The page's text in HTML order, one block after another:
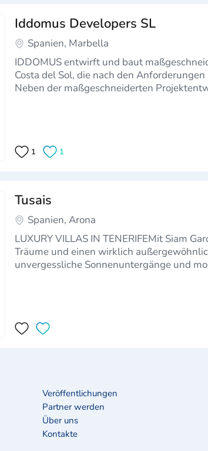
Iddomus Developers SL
Spanien, Marbella
IDDOMUS entwirft und baut
Costa del Sol, die nach den
Neben der maßgeschneiderten
1 1
Tusais
Spanien, Arona
LUXURY VILLAS IN TENERIFEMit Siam
Träume und einen wirklich
unvergessliche Sonnenuntergänge und
Veröffentlichungen
Partner werden
Über uns
Kontakte